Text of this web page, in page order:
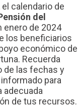
calendario de
del
enero de 2024
los beneficiarios
económico de
Recuerda
de las fechas y
para
adecuada
de tus recursos.